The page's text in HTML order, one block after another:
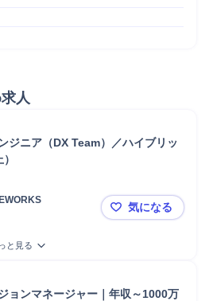
人
ジニア（DX Team）／ハイブリッ
シニアソフ
気になる
と見る
ョンマネージャー｜年収～1000万